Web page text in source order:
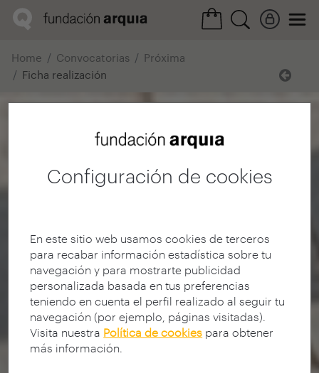
Configuración de cookies
En este sitio web usamos cookies de terceros
para recabar información estadística sobre tu
navegación y para mostrarte publicidad
personalizada basada en tus preferencias
teniendo en cuenta el perfil realizado al seguir tu
navegación (por ejemplo, páginas visitadas).
Visita nuestra Política de cookies para obtener
más información.
Home Convocatorias
Próxima
Ficha realización